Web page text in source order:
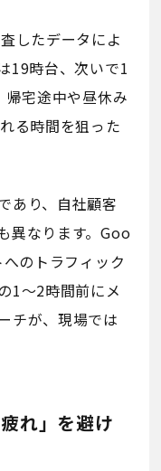
したデータによ
19時台、次いで1
帰宅途中や昼休み
る時間を狙った
あり、自社顧客
異なります。Goo
のトラフィック
1〜2時間前にメ
チが、現場では
れ」を避け